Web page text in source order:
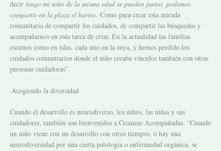
decir tengo mi niño de la misma edad se pueden juntar, podemos
compartir en la plaza el barrio. Como para crear esta mirada
comunitaria de compartir los cuidados, de compartir las búsquedas y
acompañarnos en esta tarea de criar. En la actualidad las familias
estamos como en islas, cada uno en la suya, y hemos perdido los
cuidados comunitarios donde el niño creaba vínculos también con otras
personas cuidadoras”.
Acogiendo la diversidad
Cuando el desarrollo es neurodiverso, los niños, las niñas y sus
cuidadores, también son bienvenidos a Crianzas Acompañadas. “Cuando
un niño viene con un desarrollo con otros tiempos, o hay una
neurodiversidad por una cierta patología o enfermedad orgánica, se